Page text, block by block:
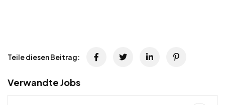
Teile diesen Beitrag:
Verwandte Jobs